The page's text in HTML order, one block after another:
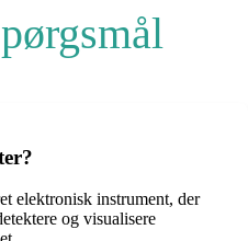
elektronisk instrument, der
og visualisere